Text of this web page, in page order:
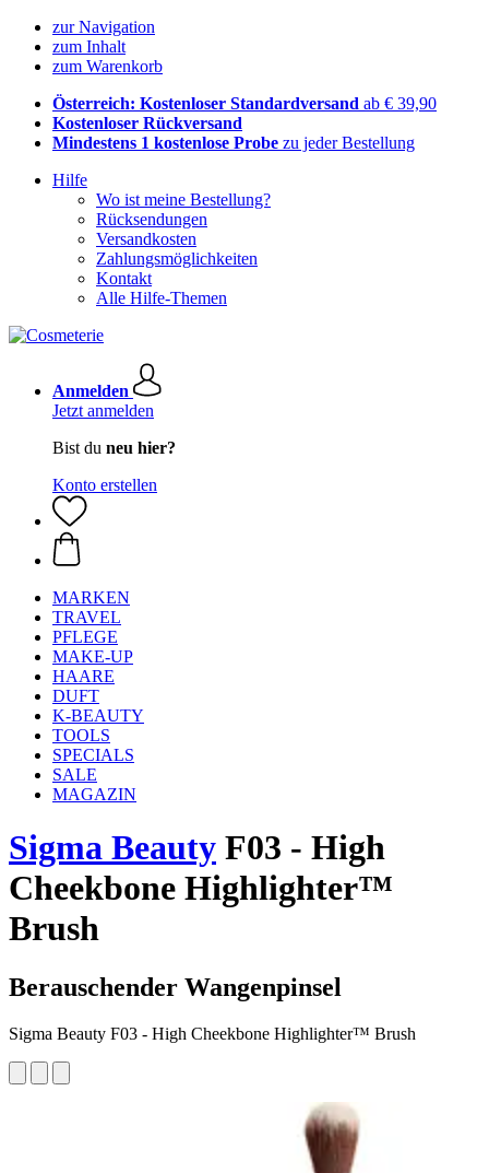
zur Navigation
zum Inhalt
zum Warenkorb
Österreich: Kostenloser Standardversand ab € 39,90
Kostenloser Rückversand
Mindestens 1 kostenlose Probe zu jeder Bestellung
Hilfe
Wo ist meine Bestellung?
Rücksendungen
Versandkosten
Zahlungsmöglichkeiten
Kontakt
Alle Hilfe-Themen
Anmelden
Jetzt anmelden
Bist du neu hier?
Konto erstellen
MARKEN
TRAVEL
PFLEGE
MAKE-UP
HAARE
DUFT
K-BEAUTY
TOOLS
SPECIALS
SALE
MAGAZIN
Sigma Beauty F03 - High
Cheekbone Highlighter™
Brush
Berauschender Wangenpinsel
Sigma Beauty F03 - High Cheekbone Highlighter™ Brush